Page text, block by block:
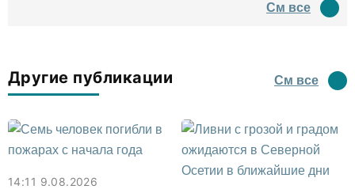
водил туда туристов
См все
Другие публикации См все
14:11 9.08.2026